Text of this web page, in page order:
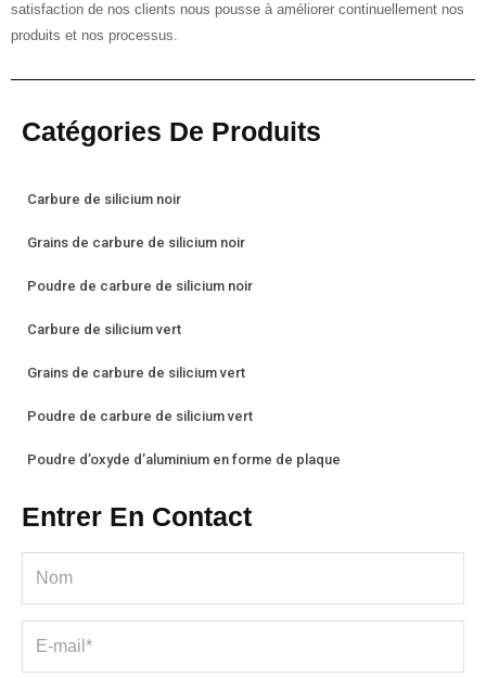
satisfaction de nos clients nous pousse à améliorer continuellement nos
produits et nos processus.
Catégories De Produits
Carbure de silicium noir
Grains de carbure de silicium noir
Poudre de carbure de silicium noir
Carbure de silicium vert
Grains de carbure de silicium vert
Poudre de carbure de silicium vert
Poudre d’oxyde d’aluminium en forme de plaque
Entrer En Contact